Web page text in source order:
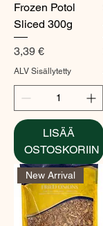
Frozen Potol
Sliced 300g
Hinta
3,39 €
ALV Sisällytetty
LISÄÄ
OSTOSKORIIN
New Arrival